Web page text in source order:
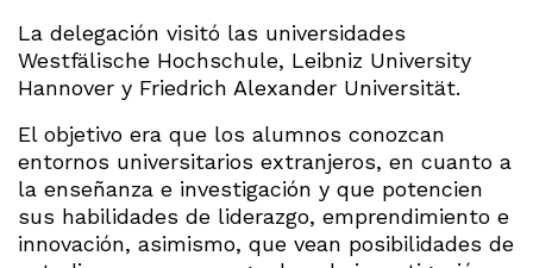
La delegación visitó las universidades
Westfälische Hochschule, Leibniz University
Hannover y Friedrich Alexander Universität.
El objetivo era que los alumnos conozcan
entornos universitarios extranjeros, en cuanto a
la enseñanza e investigación y que potencien
sus habilidades de liderazgo, emprendimiento e
innovación, asimismo, que vean posibilidades de